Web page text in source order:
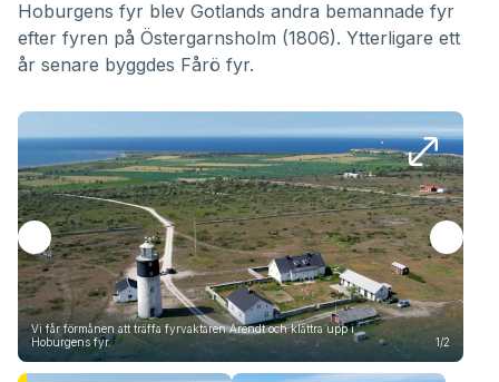
Hoburgens fyr blev Gotlands andra bemannade fyr
efter fyren på Östergarnsholm (1806). Ytterligare ett
år senare byggdes Fårö fyr.
Vi får förmånen att träffa fyrvaktaren Arendt och klättra upp i
Hoburgens fyr.
1/2